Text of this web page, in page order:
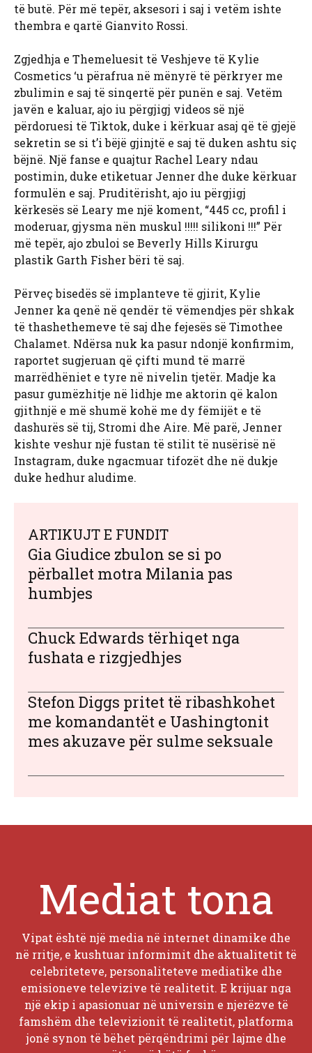
të butë. Për më tepër, aksesori i saj i vetëm ishte
thembra e qartë Gianvito Rossi.
Zgjedhja e Themeluesit të Veshjeve të Kylie
Cosmetics ‘u përafrua në mënyrë të përkryer me
zbulimin e saj të sinqertë për punën e saj. Vetëm
javën e kaluar, ajo iu përgjigj videos së një
përdoruesi të Tiktok, duke i kërkuar asaj që të gjejë
sekretin se si t’i bëjë gjinjtë e saj të duken ashtu siç
bëjnë. Një fanse e quajtur Rachel Leary ndau
postimin, duke etiketuar Jenner dhe duke kërkuar
formulën e saj. Pruditërisht, ajo iu përgjigj
kërkesës së Leary me një koment, “445 cc, profil i
moderuar, gjysma nën muskul !!!!! silikoni !!!” Për
më tepër, ajo zbuloi se Beverly Hills Kirurgu
plastik Garth Fisher bëri të saj.
Përveç bisedës së implanteve të gjirit, Kylie
Jenner ka qenë në qendër të vëmendjes për shkak
të thashethemeve të saj dhe fejesës së Timothee
Chalamet. Ndërsa nuk ka pasur ndonjë konfirmim,
raportet sugjeruan që çifti mund të marrë
marrëdhëniet e tyre në nivelin tjetër. Madje ka
pasur gumëzhitje në lidhje me aktorin që kalon
gjithnjë e më shumë kohë me dy fëmijët e të
dashurës së tij, Stromi dhe Aire. Më parë, Jenner
kishte veshur një fustan të stilit të nusërisë në
Instagram, duke ngacmuar tifozët dhe në dukje
duke hedhur aludime.
ARTIKUJT E FUNDIT
Gia Giudice zbulon se si po
përballet motra Milania pas
humbjes
Chuck Edwards tërhiqet nga
fushata e rizgjedhjes
Stefon Diggs pritet të ribashkohet
me komandantët e Uashingtonit
mes akuzave për sulme seksuale
Mediat tona
Vipat është një media në internet dinamike dhe
në rritje, e kushtuar informimit dhe aktualitetit të
celebriteteve, personaliteteve mediatike dhe
emisioneve televizive të realitetit. E krijuar nga
një ekip i apasionuar në universin e njerëzve të
famshëm dhe televizionit të realitetit, platforma
jonë synon të bëhet përqëndrimi për lajme dhe